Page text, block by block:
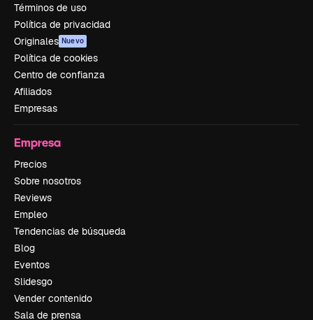
Términos de uso
Política de privacidad
Originales Nuevo
Política de cookies
Centro de confianza
Afiliados
Empresas
Empresa
Precios
Sobre nosotros
Reviews
Empleo
Tendencias de búsqueda
Blog
Eventos
Slidesgo
Vender contenido
Sala de prensa